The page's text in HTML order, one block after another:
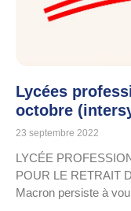
Lycées
octobre
23 septembre 2022
LYCÉE
POUR LE RETRAIT
Macron persiste à